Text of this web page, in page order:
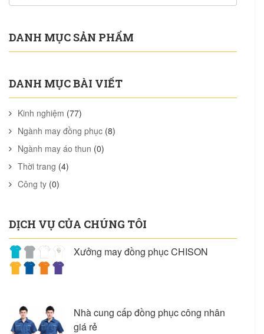
DANH MỤC SẢN PHẨM
DANH MỤC BÀI VIẾT
Kinh nghiệm (77)
Ngành may đồng phục (8)
Ngành may áo thun (0)
Thời trang (4)
Công ty (0)
DỊCH VỤ CỦA CHÚNG TÔI
Xưởng may đồng phục CHISON
Nhà cung cấp đồng phục công nhân
giá rẻ